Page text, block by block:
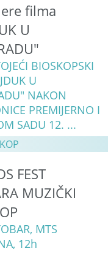
filma
U
BIOSKOPSKI
U
NAKON
PREMIJERNO I
SADU 12. ...
FEST
MUZIČKI
MTS
12h